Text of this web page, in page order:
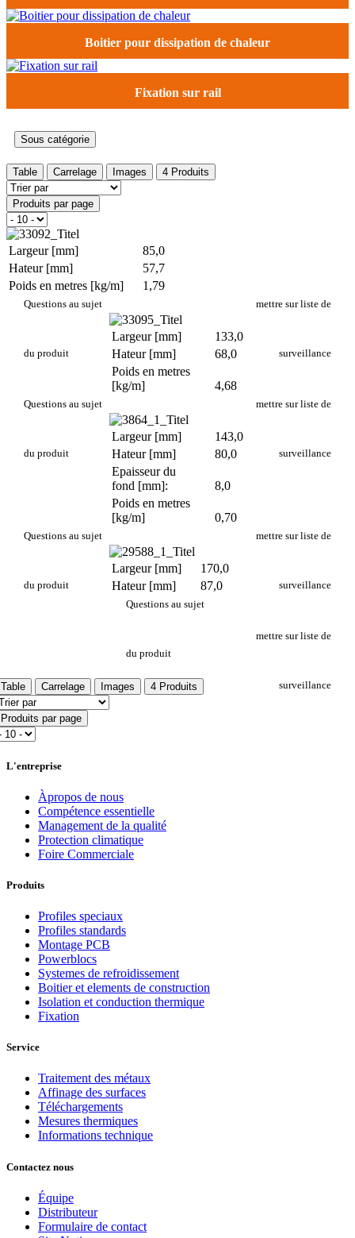
Boitier pour dissipation de chaleur
Fixation sur rail
Sous catégorie
Table Carrelage Images 4 Produits
Produits par page
Largeur [mm]
85,0
Hateur [mm]
57,7
Poids en metres [kg/m]
1,79
Questions au sujet
du produit
mettre sur liste de
surveillance
Largeur [mm]
133,0
Hateur [mm]
68,0
Poids en metres
[kg/m]
4,68
Questions au sujet
du produit
mettre sur liste de
surveillance
Largeur [mm]
143,0
Hateur [mm]
80,0
Epaisseur du
fond [mm]:
8,0
Poids en metres
[kg/m]
0,70
Questions au sujet
du produit
mettre sur liste de
surveillance
Largeur [mm]
170,0
Hateur [mm]
87,0
Questions au sujet
du produit
mettre sur liste de
surveillance
Table Carrelage Images 4 Produits
Produits par page
L'entreprise
Àpropos de nous
Compétence essentielle
Management de la qualité
Protection climatique
Foire Commerciale
Produits
Profiles speciaux
Profiles standards
Montage PCB
Powerblocs
Systemes de refroidissement
Boitier et elements de construction
Isolation et conduction thermique
Fixation
Service
Traitement des métaux
Affinage des surfaces
Téléchargements
Mesures thermiques
Informations technique
Contactez nous
Équipe
Distributeur
Formulaire de contact